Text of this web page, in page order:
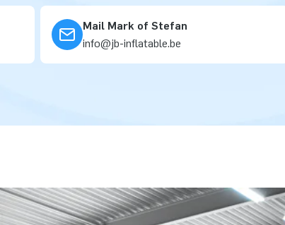
Mail Mark of Stefan
info@jb-inflatable.be